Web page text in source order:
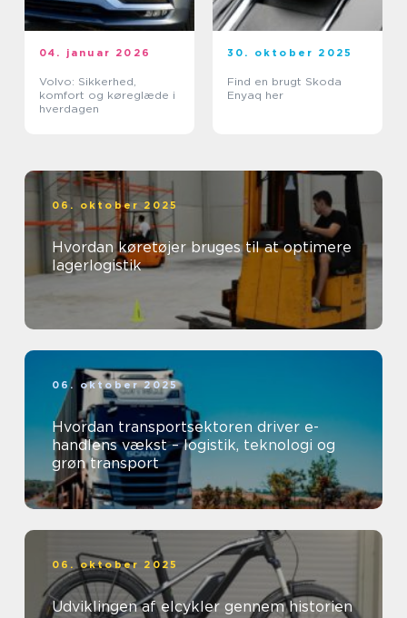
04. januar 2026
Volvo: Sikkerhed,
komfort og køreglæde i
hverdagen
30. oktober 2025
Find en brugt Skoda
Enyaq her
06. oktober 2025
Hvordan køretøjer bruges til at optimere
lagerlogistik
06. oktober 2025
Hvordan transportsektoren driver e-
handlens vækst – logistik, teknologi og
grøn transport
06. oktober 2025
Udviklingen af elcykler gennem historien